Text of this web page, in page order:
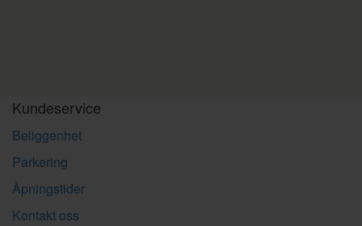
Kundeservice
Beliggenhet
Parkering
Åpningstider
Kontakt oss